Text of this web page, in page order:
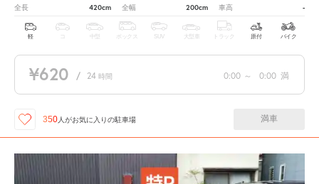
全長 420cm 全幅 200cm 車高 -
軽 中型 ボックス SUV 大型車 トラック 原付 バイク
¥620 / 24 時間 0:00 ～ 0:00 満
350 人がお気に入りの駐車場 満車